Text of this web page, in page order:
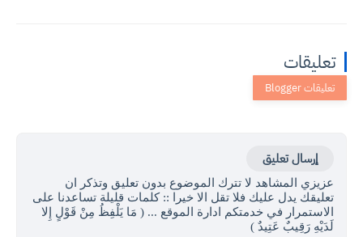
تعليقات
إرسال تعليق
عزيزي المشاهد لا تترك الموضوع بدون تعليق وتذكر ان
تعليقك يدل عليك فلا تقل الا خيرا :: كلمات قليلة تساعدنا على
الاستمرار في خدمتكم ادارة الموقع ... ( مَا يَلْفِظُ مِنْ قَوْلٍ إِلا
لَدَيْهِ رَقِيبٌ عَتِيدٌ )